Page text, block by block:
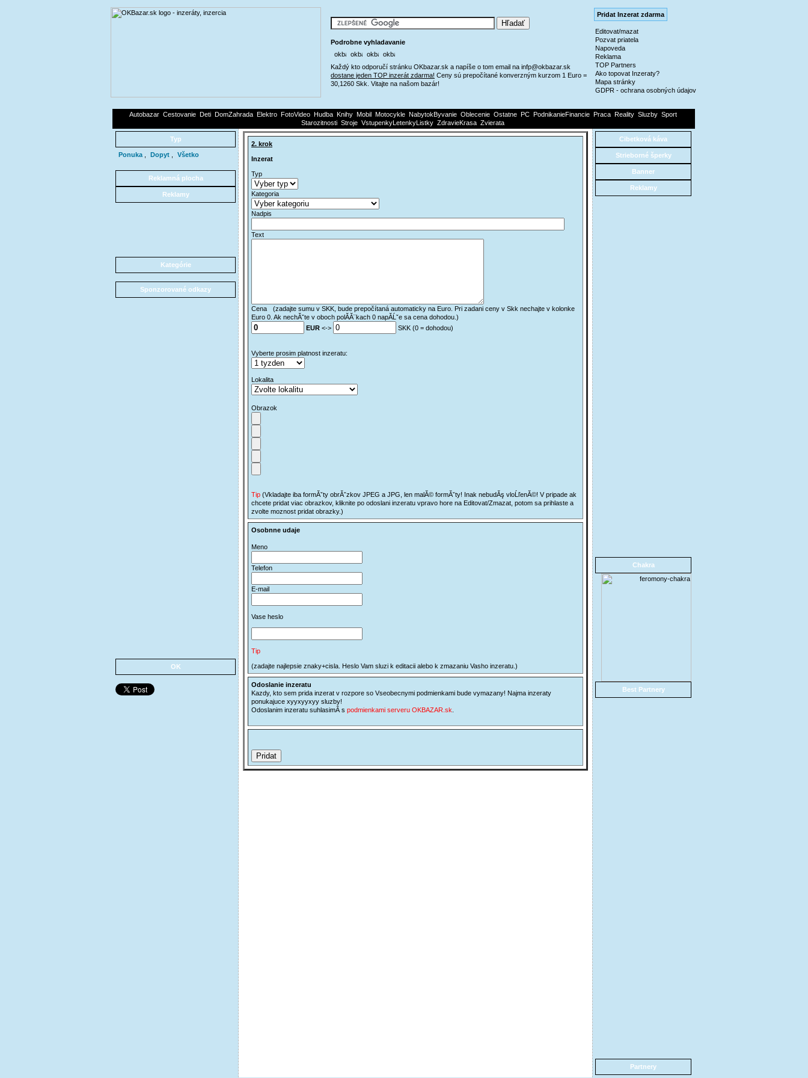
Podrobne vyhladavanie
Každý kto odporučí stránku OKbazar.sk a napíše o tom email na infp@okbazar.sk
dostane jeden TOP inzerát zdarma! Ceny sú prepočítané konverzným kurzom 1 Euro =
30,1260 Skk. Vitajte na našom bazár!
Pridat Inzerat zdarma
Editovat/mazat
Pozvat priatela
Napoveda
Reklama
TOP Partners
Ako topovat Inzeraty?
Mapa stránky
GDPR - ochrana osobných údajov
Autobazar Cestovanie Deti DomZahrada Elektro FotoVideo Hudba Knihy Mobil Motocykle NabytokByvanie Oblecenie Ostatne PC PodnikanieFinancie Praca Reality Sluzby Sport
Starozitnosti Stroje VstupenkyLetenkyListky ZdravieKrasa Zvierata
Typ
Ponuka Dopyt Všetko
Reklamná plocha
Reklamy
Kategórie
Sponzorované odkazy
OK
2. krok
Inzerat
Typ
Kategoria
Nadpis
Text
Cena
(zadajte sumu v SKK, bude prepočítaná automaticky na Euro. Pri zadani ceny v Skk nechajte v kolonke
Euro 0. Ak nechĂˇte v oboch polĂ­Ă¨kach 0 napĂ­Ĺˇe sa cena dohodou.)
EUR <-> SKK (0 = dohodou)
Vyberte prosim platnost inzeratu:
Lokalita
Obrazok
Tip (Vkladajte iba formĂˇty obrĂˇzkov JPEG a JPG, len malĂ© formĂˇty! Inak nebudĂş vloĹľenĂ©! V pripade ak
chcete pridat viac obrazkov, kliknite po odoslani inzeratu vpravo hore na Editovat/Zmazat, potom sa prihlaste a
zvolte moznost pridat obrazky.)
Osobnne udaje
Meno
Telefon
E-mail
Vase heslo
Tip
(zadajte najlepsie znaky+cisla. Heslo Vam sluzi k editacii alebo k zmazaniu Vasho inzeratu.)
Odoslanie inzeratu
Kazdy, kto sem prida inzerat v rozpore so Vseobecnymi podmienkami bude vymazany! Najma inzeraty
ponukajuce xyyxyyxyy sluzby!
Odoslanim inzeratu suhlasimÂ­ s podmienkami serveru OKBAZAR.sk
Cibetková káva
Strieborné šperky
Banner
Reklamy
Chakra
Best Partnery
Partnery